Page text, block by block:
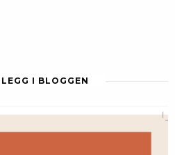
I BLOGGEN